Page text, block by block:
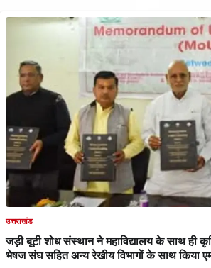
उत्तराखंड
जड़ी बूटी शोध संस्थान ने महाविद्यालय के साथ ही
भेषज संघ सहित अन्य रेखीय विभागों के साथ किया